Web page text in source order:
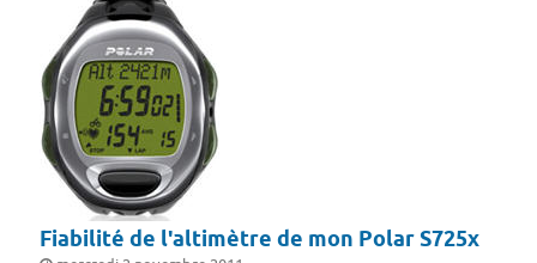
Fiabilité de l'altimètre de mon Polar S725x